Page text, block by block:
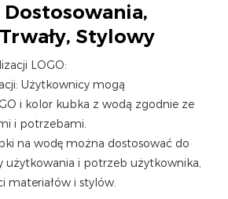
Stylowy
LOGO:
Użytkownicy mogą
i kolor kubka z wodą zgodnie ze
i potrzebami.
na wodę można dostosować do
użytkowania i potrzeb użytkownika,
materiałów i stylów.